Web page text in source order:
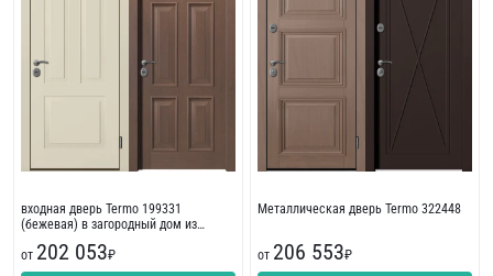
входная дверь Termo 199331
(бежевая) в загородный дом из
от 202 053₽
Металлическая дверь Termo 322448
от 206 553₽